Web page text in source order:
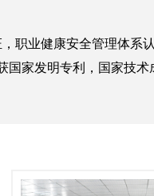
职业健康安全管理体系
国家发明专利，国家技术